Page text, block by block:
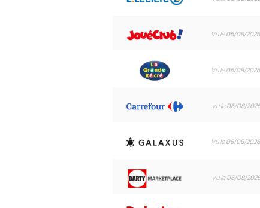
Vu le06/08/
Vu le06/08/
Vu le06/08/
Vu le06/08/
Vu le06/08/